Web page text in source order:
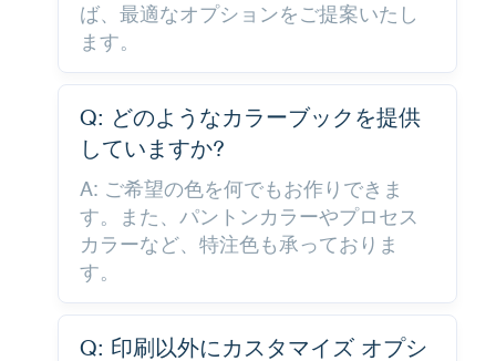
ば、最適なオプションをご提案いたし
ます。
Q: どのようなカラーブックを提供
していますか?
A: ご希望の色を何でもお作りできま
す。また、パントンカラーやプロセス
カラーなど、特注色も承っておりま
す。
Q: 印刷以外にカスタマイズ オプシ